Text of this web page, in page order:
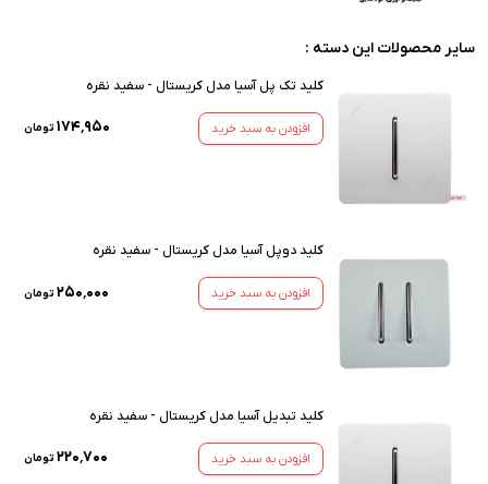
سایر محصولات این دسته :
کلید تک پل آسیا مدل کریستال - سفید نقره
افزودن به سبد خرید ۱۷۴٬۹۵۰ تومان
کلید دوپل آسیا مدل کریستال - سفید نقره
افزودن به سبد خرید ۲۵۰٬۰۰۰ تومان
کلید تبدیل آسیا مدل کریستال - سفید نقره
افزودن به سبد خرید ۲۲۰٬۷۰۰ تومان